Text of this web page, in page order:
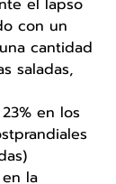
el lapso
con un
cantidad
saladas,
en los
en la